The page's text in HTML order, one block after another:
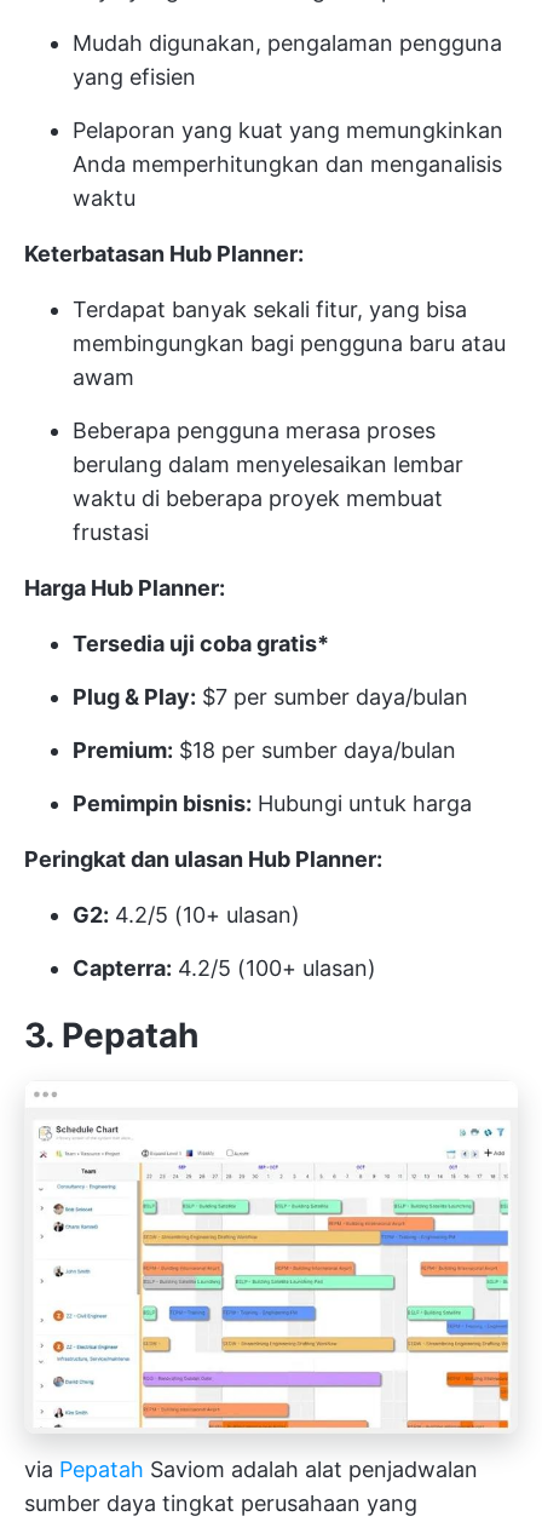
Mudah digunakan, pengalaman pengguna
yang efisien
Pelaporan yang kuat yang memungkinkan
Anda memperhitungkan dan menganalisis
waktu
Keterbatasan Hub Planner:
Terdapat banyak sekali fitur, yang bisa
membingungkan bagi pengguna baru atau
awam
Beberapa pengguna merasa proses
berulang dalam menyelesaikan lembar
waktu di beberapa proyek membuat
frustasi
Harga Hub Planner:
Tersedia uji coba gratis*
Plug & Play: $7 per sumber daya/bulan
Premium: $18 per sumber daya/bulan
Pemimpin bisnis: Hubungi untuk harga
Peringkat dan ulasan Hub Planner:
G2: 4.2/5 (10+ ulasan)
Capterra: 4.2/5 (100+ ulasan)
3. Pepatah
via Pepatah Saviom adalah alat penjadwalan
sumber daya tingkat perusahaan yang